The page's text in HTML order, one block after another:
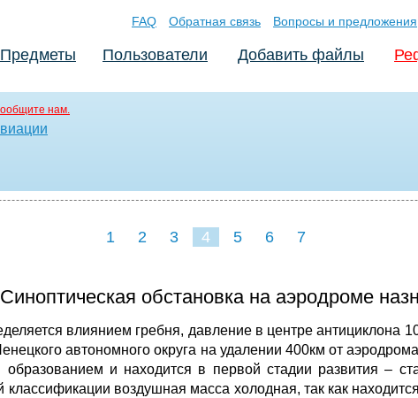
FAQ Обратная связь Вопросы и предложения
Предметы Пользователи Добавить файлы
нам.
1 2 3 4 5 6 7
Синоптическая обстановка на аэродроме
влиянием гребня, давление в центре антициклона
автономного округа на удалении 400км от
образованием и находится в первой стадии развития –
классификации воздушная масса холодная, так как